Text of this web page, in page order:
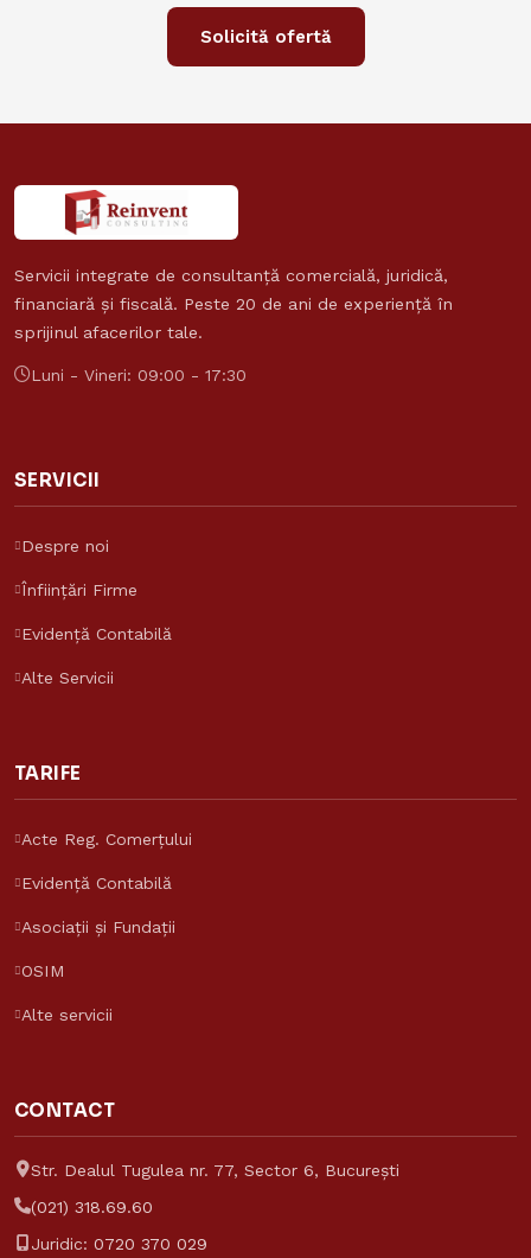
Solicită ofertă
Servicii integrate de consultanță comercială, juridică,
financiară și fiscală. Peste 20 de ani de experiență în
sprijinul afacerilor tale.
Luni - Vineri: 09:00 - 17:30
SERVICII
Despre noi
Înființări Firme
Evidență Contabilă
Alte Servicii
TARIFE
Acte Reg. Comerțului
Evidență Contabilă
Asociații și Fundații
OSIM
Alte servicii
CONTACT
Str. Dealul Tugulea nr. 77, Sector 6, București
(021) 318.69.60
Juridic: 0720 370 029
Asistent Reinvent
Răspunde despre tarife și servicii